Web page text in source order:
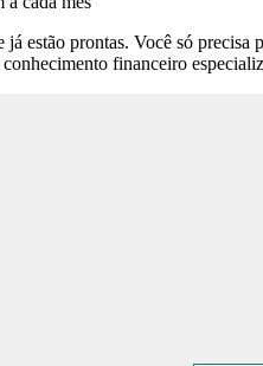
estão prontas. Você só
financeiro